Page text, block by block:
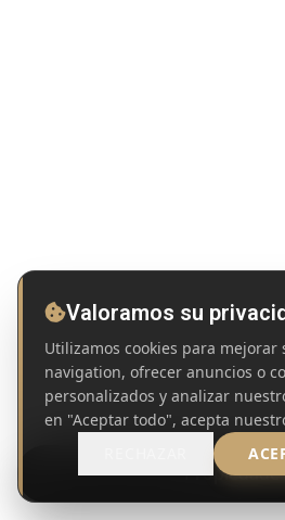
Valoramos su
Utilizamos cookies para mejorar
navigation, ofrecer anuncios o
personalizados y analizar
en "Aceptar todo", acepta